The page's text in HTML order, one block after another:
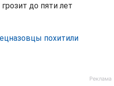
до пяти лет
похитили